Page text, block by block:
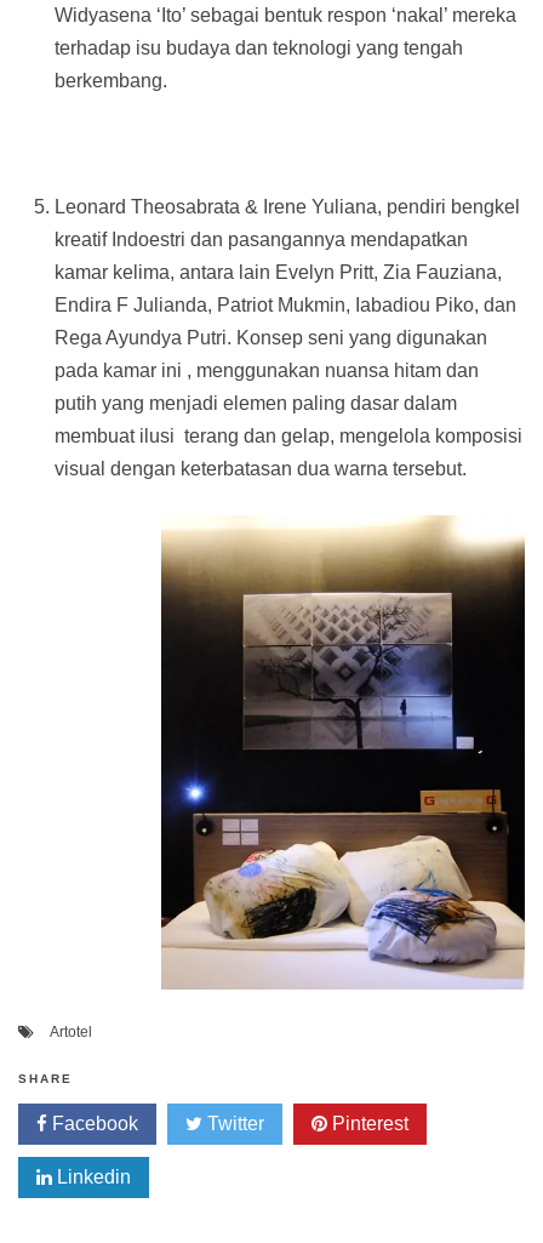
Widyasena ‘Ito’ sebagai bentuk respon ‘nakal’ mereka
terhadap isu budaya dan teknologi yang tengah
berkembang.
Leonard Theosabrata & Irene Yuliana, pendiri bengkel
kreatif Indoestri dan pasangannya mendapatkan
kamar kelima, antara lain Evelyn Pritt, Zia Fauziana,
Endira F Julianda, Patriot Mukmin, Iabadiou Piko, dan
Rega Ayundya Putri. Konsep seni yang digunakan
pada kamar ini , menggunakan nuansa hitam dan
putih yang menjadi elemen paling dasar dalam
membuat ilusi terang dan gelap, mengelola komposisi
visual dengan keterbatasan dua warna tersebut.
Artotel
SHARE
Facebook Twitter Pinterest
Linkedin